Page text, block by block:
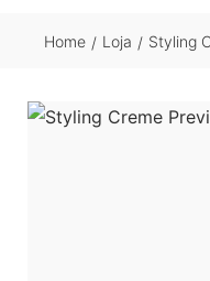
Home / Loja / Styling